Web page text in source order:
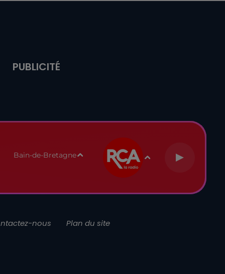
PUBLICITÉ
Bain-de-Bretagne
nous Plan du site